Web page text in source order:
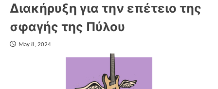
Διακήρυξη για την επέτειο της
σφαγής της Πύλου
May 8, 2024